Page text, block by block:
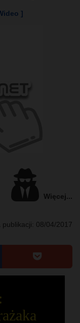
]
Więcej...
publikacji: 08/04/2017